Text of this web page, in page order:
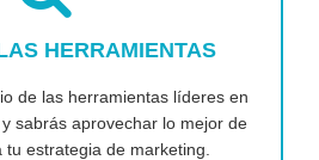
HERRAMIENTAS
de las herramientas líderes en
sabrás aprovechar lo mejor de
tu estrategia de marketing.